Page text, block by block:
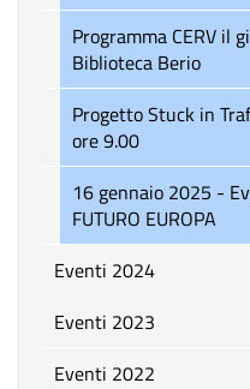
Programma CERV il giorno 3 Aprile 2025 alla
Biblioteca Berio
Progetto Stuck in Trafficking - 4 marzo 2025
ore 9.00
16 gennaio 2025 - Evento di Orientamento -
FUTURO EUROPA
Eventi 2024
Eventi 2023
Eventi 2022